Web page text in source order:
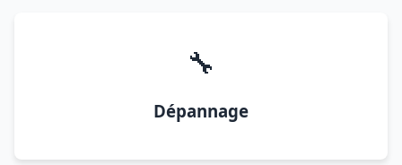
🔧
Dépannage